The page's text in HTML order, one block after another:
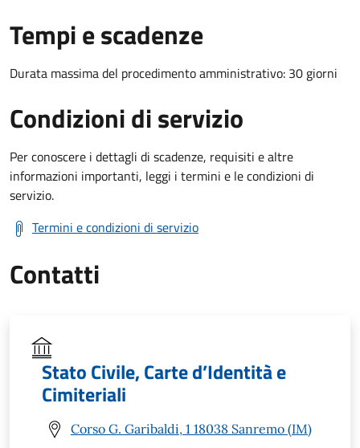
Tempi e scadenze
Durata massima del procedimento amministrativo: 30 giorni
Condizioni di servizio
Per conoscere i dettagli di scadenze, requisiti e altre
informazioni importanti, leggi i termini e le condizioni di
servizio.
Termini e condizioni di servizio
Contatti
Stato Civile, Carte d’Identità e
Cimiteriali
Corso G. Garibaldi, 1 18038 Sanremo (IM)